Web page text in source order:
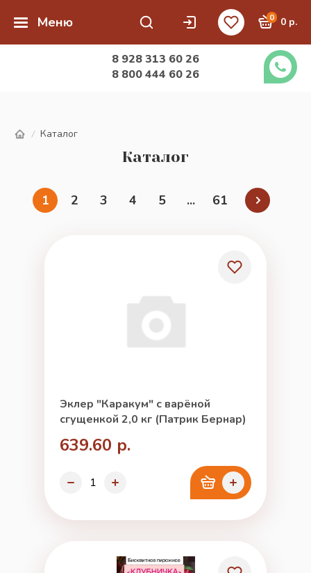
Меню 0 0 р.
8 928 313 60 26
8 800 444 60 26
/ Каталог
Каталог
1 2 3 4 5 ... 61
Эклер "Каракум" с варёной
сгущенкой 2,0 кг (Патрик Бернар)
639.60 р.